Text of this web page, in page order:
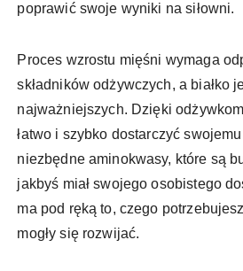
poprawić swoje wyniki na siłowni.
Proces wzrostu mięśni wymaga
składników odżywczych, a białko
najważniejszych. Dzięki
łatwo i szybko dostarczyć
niezbędne aminokwasy, które są
jakbyś miał swojego osobistego
ma pod ręką to, czego
mogły się rozwijać.